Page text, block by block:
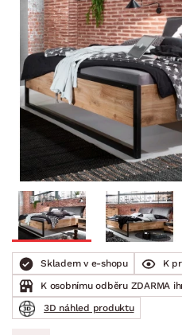
Skladem v e-shopu K
K osobnímu odběru ZDARMA
3D náhled produktu